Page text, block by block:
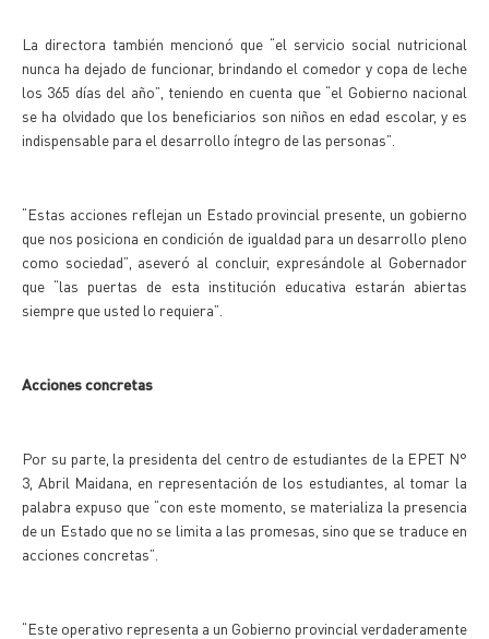
La directora también mencionó que “el servicio social nutricional
nunca ha dejado de funcionar, brindando el comedor y copa de leche
los 365 días del año”, teniendo en cuenta que “el Gobierno nacional
se ha olvidado que los beneficiarios son niños en edad escolar, y es
indispensable para el desarrollo íntegro de las personas”.
“Estas acciones reflejan un Estado provincial presente, un gobierno
que nos posiciona en condición de igualdad para un desarrollo pleno
como sociedad”, aseveró al concluir, expresándole al Gobernador
que “las puertas de esta institución educativa estarán abiertas
siempre que usted lo requiera”.
Acciones concretas
Por su parte, la presidenta del centro de estudiantes de la EPET N°
3, Abril Maidana, en representación de los estudiantes, al tomar la
palabra expuso que “con este momento, se materializa la presencia
de un Estado que no se limita a las promesas, sino que se traduce en
acciones concretas”.
“Este operativo representa a un Gobierno provincial verdaderamente